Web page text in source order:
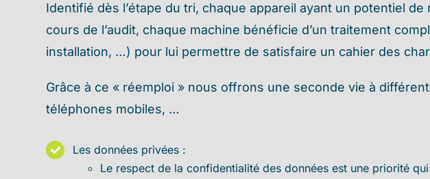
Identifié dès l’étape du tri, chaque appareil ayant un potentiel
cours de l’audit, chaque machine bénéficie d’un traitement
installation, …) pour lui permettre de satisfaire un cahier des
Grâce à ce « réemploi » nous offrons une seconde vie à
téléphones mobiles, …
Les données privées :
Le respect de la confidentialité des données est une priorité